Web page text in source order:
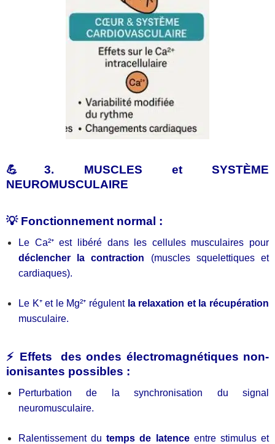
💪3. MUSCLES et SYSTÈME
NEUROMUSCULAIRE
💡 Fonctionnement normal :
Le Ca²⁺ est libéré dans les cellules musculaires pour
déclencher la contraction (muscles squelettiques et
cardiaques).
Le K⁺ et le Mg²⁺ régulent la relaxation et la récupération
musculaire.
⚡ Effets des ondes électromagnétiques non-
ionisantes possibles :
Perturbation de la synchronisation du signal
neuromusculaire.
Ralentissement dutemps de latenceentre stimulus et